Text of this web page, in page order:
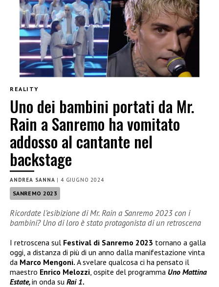
REALITY
Uno dei bambini portati da Mr.
Rain a Sanremo ha vomitato
addosso al cantante nel
backstage
ANDREA SANNA |4 GIUGNO 2024
SANREMO 2023
Ricordate l’esibizione di Mr. Rain a Sanremo 2023 con i
bambini? Uno di loro è stato protagonista di un retroscena
I retroscena sul Festival di Sanremo 2023 tornano a galla
oggi, a distanza di più di un anno dalla manifestazione vinta
da Marco Mengoni. A svelare qualcosa ci ha pensato il
maestro Enrico Melozzi , ospite del programma Uno Mattina
Estate,in onda su Rai 1.